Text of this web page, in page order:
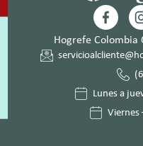
Hogrefe Colombia
Lunes a
Viernes